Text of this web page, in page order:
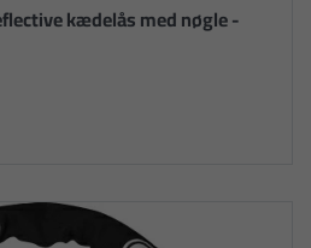
kædelås med nøgle -